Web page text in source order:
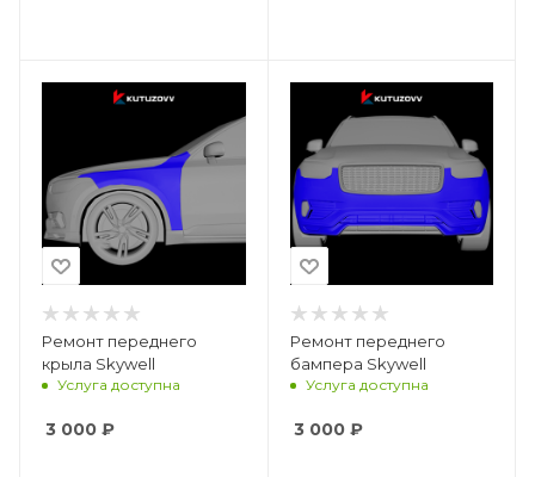
Ремонт переднего
крыла Skywell
Услуга доступна
3 000 ₽
Ремонт переднего
бампера Skywell
Услуга доступна
3 000₽